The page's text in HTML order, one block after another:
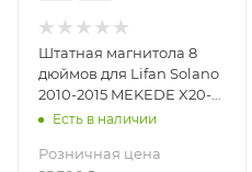
Штатная магнитола 8
дюймов для Lifan Solano
2010-2015 MEKEDE X20-
PRO 3311-6481 (крутилки)
ядер
Есть в наличии
Розничная цена